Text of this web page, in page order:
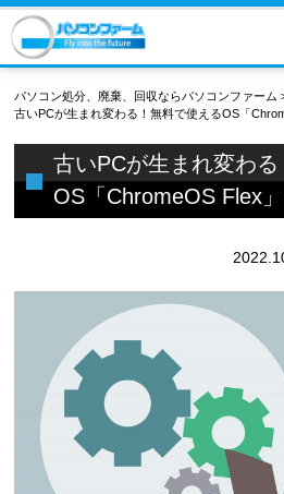
パソコン処分、廃棄、回収ならパソコンファーム
古いPCが生まれ変わる！無料で使えるOS「
古いPCが生まれ変わ
OS「ChromeOS Flex